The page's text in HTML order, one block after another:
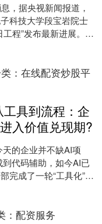
，据央视新闻报道，
科技大学段宝岩院士
程”发布最新进展。
空间太阳能电站与微
键....
： 在线配资炒股平
具到流程：企
入价值兑现期?
的企业并不缺AI项
代码辅助，如今AI已
完成了一轮“工具化”渗
人的工作效率，也让
： 配资服务